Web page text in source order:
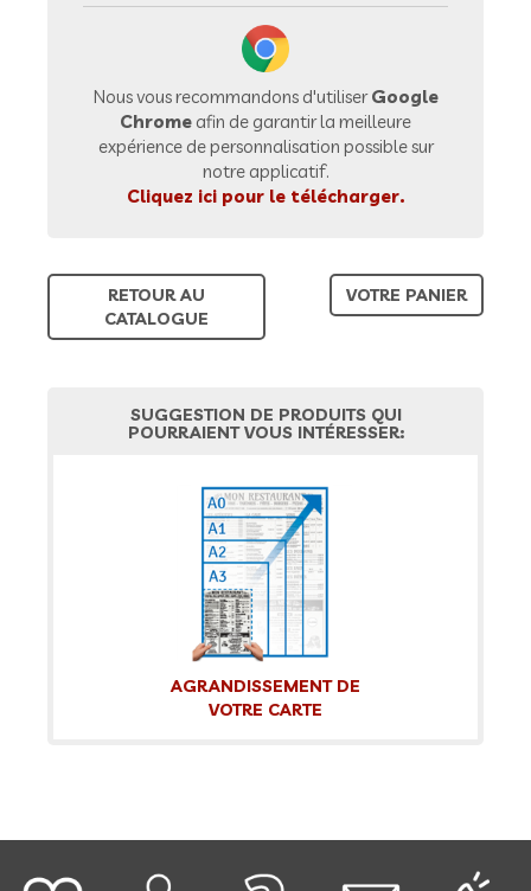
Nous vous recommandons d'utiliserGoogle
Chrome afin de garantir la meilleure
expérience de personnalisation possible sur
notre applicatif.
Cliquez ici pour le télécharger.
RETOUR AU
CATALOGUE
VOTRE PANIER
SUGGESTION DE PRODUITS QUI
POURRAIENT VOUS INTÉRESSER:
AGRANDISSEMENT DE
VOTRE CARTE